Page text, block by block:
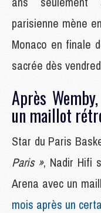
parisienne mène
Monaco en finale
sacrée dès
Après
un maillot
Star du Paris
Paris », Nadir Hifi
Arena avec un
mois après un